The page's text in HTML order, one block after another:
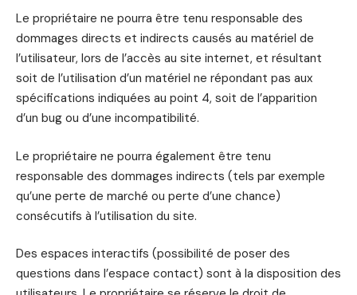
Le propriétaire ne pourra être tenu responsable des
dommages directs et indirects causés au matériel de
l’utilisateur, lors de l’accès au site internet, et résultant
soit de l’utilisation d’un matériel ne répondant pas aux
spécifications indiquées au point 4, soit de l’apparition
d’un bug ou d’une incompatibilité.
Le propriétaire ne pourra également être tenu
responsable des dommages indirects (tels par exemple
qu’une perte de marché ou perte d’une chance)
consécutifs à l’utilisation du site.
Des espaces interactifs (possibilité de poser des
questions dans l’espace contact) sont à la disposition des